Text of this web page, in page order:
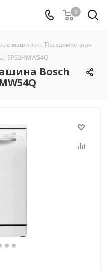
0
машины - Посудомоечная
SPS2HMW54Q
Bosch